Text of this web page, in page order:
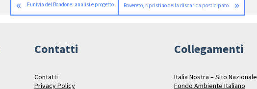
« Funivia del Bondone: analisi e progetto Rovereto, ripristino della discarica posticipato »
Contatti
Contatti
Privacy Policy
Collegamenti
Italia Nostra – Sito Nazionale
Fondo Ambiente Italiano